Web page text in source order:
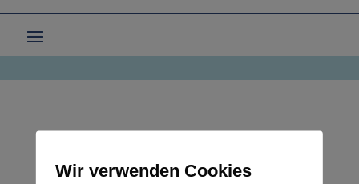
Wir verwenden Cookies